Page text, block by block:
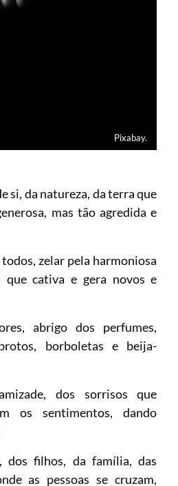
Pixabay.
si, da natureza, da terra que
mas tão agredida e
zelar pela harmoniosa
que cativa e gera novos e
abrigo dos perfumes,
borboletas e beija-
dos sorrisos que
os sentimentos, dando
dos filhos, da família, das
as pessoas se cruzam,